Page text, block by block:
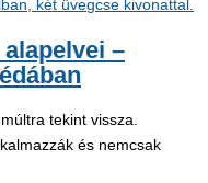
–
tekint vissza.
és nemcsak